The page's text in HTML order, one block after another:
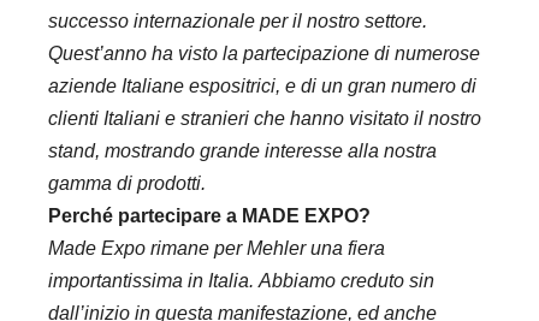
successo internazionale per il nostro settore.
Quest’anno ha visto la partecipazione di numerose
aziende Italiane espositrici, e di un gran numero di
clienti Italiani e stranieri che hanno visitato il nostro
stand, mostrando grande interesse alla nostra
gamma di prodotti.
Perché partecipare a MADE EXPO?
Made Expo rimane per Mehler una fiera
importantissima in Italia. Abbiamo creduto sin
dall’inizio in questa manifestazione, ed anche